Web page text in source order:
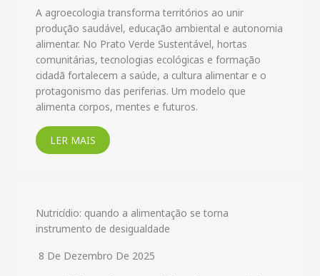
A agroecologia transforma territórios ao unir
produção saudável, educação ambiental e autonomia
alimentar. No Prato Verde Sustentável, hortas
comunitárias, tecnologias ecológicas e formação
cidadã fortalecem a saúde, a cultura alimentar e o
protagonismo das periferias. Um modelo que
alimenta corpos, mentes e futuros.
LER MAIS
Nutricídio: quando a alimentação se torna
instrumento de desigualdade
8 De Dezembro De 2025